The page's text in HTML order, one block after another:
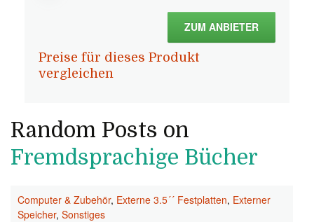
ZUM ANBIETER
Preise für dieses Produkt
vergleichen
Random Posts on
Fremdsprachige Bücher
Computer & Zubehör, Externe 3.5´´ Festplatten, Externer
Speicher, Sonstiges